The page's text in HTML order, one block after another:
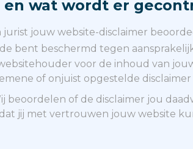
wat wordt er
jouw website-disclaimer
bent beschermd tegen
voor de inhoud van
of onjuist opgestelde
beoordelen of de disclaimer jou
jij met vertrouwen jouw website